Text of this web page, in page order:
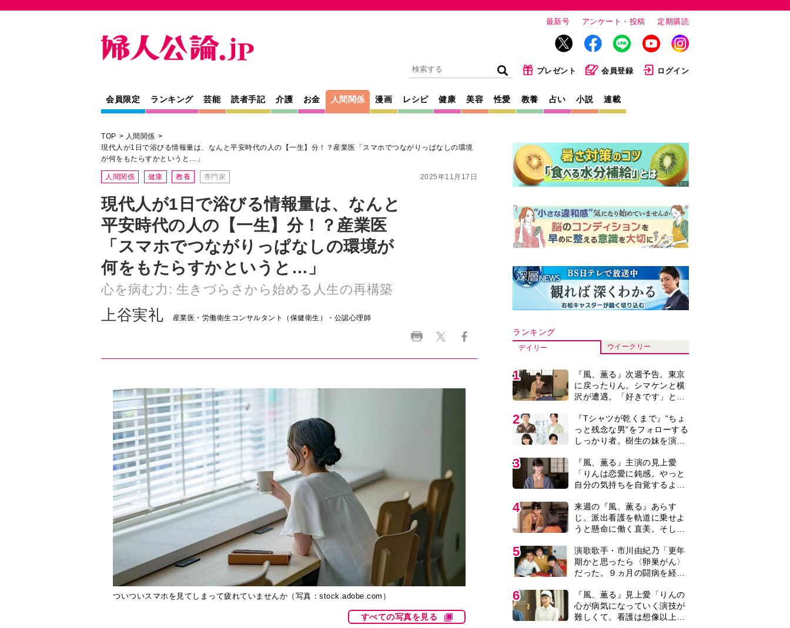
最新号 アンケート・投稿 定期購読
プレゼント 会員登録 ログイン
会員限定 ランキング 芸能 読者手記 介護 お金 人間関係 漫画 レシピ 健康 美容 性愛 教養 占い 小説 連載
TOP
人間関係
現代人が1日で浴びる情報量は、なんと平安時代の人の【一生】分！？産業医「スマホでつながりっぱなしの環境
が何をもたらすかというと…」
2025年11月17日
人間関係 健康 教養 専門家
現代人が1日で浴びる情報量は、なんと
平安時代の人の【一生】分！？産業医
「スマホでつながりっぱなしの環境が
何をもたらすかというと…」
心を病む力: 生きづらさから始める人生の再構築
上谷実礼 産業医・労働衛生コンサルタント（保健衛生）・公認心理師
ついついスマホを見てしまって疲れていませんか（写真：stock.adobe.com）
すべての写真を見る
ランキング
デイリー ウイークリー
1
『風、薫る』次週予告。東京
に戻ったりん。シマケンと横
沢が遭遇。「好きです」と告
2
『Tシャツが乾くまで』“ちょ
っと残念な男”をフォローする
しっかり者。樹生の妹を演じ
スト紹介＞
3
『風、薫る』主演の見上愛
「りんは恋愛に鈍感。やっと
自分の気持ちを自覚するよう
4
来週の『風、薫る』あらす
じ。派出看護を軌道に乗せよ
うと懸命に働く直美。そして
バレあり＞
5
演歌歌手・市川由紀乃「更年
期かと思ったら〈卵巣がん〉
だった。９ヵ月の闘病を経て
紙を今も支えに」【2026上半
期BEST】
6
『風、薫る』見上愛「りんの
心が病気になっていく演技が
難しくて。看護は想像以上に